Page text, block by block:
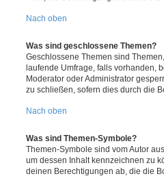
Nach oben
Was sind geschlossene Themen?
Geschlossene Themen sind
laufende Umfrage, falls vorhanden,
Moderator oder Administrator
zu schließen, sofern dies durch die
Nach oben
Was sind Themen-Symbole?
Themen-Symbole sind vom Autor
um dessen Inhalt kennzeichnen zu
deinen Berechtigungen ab, die die